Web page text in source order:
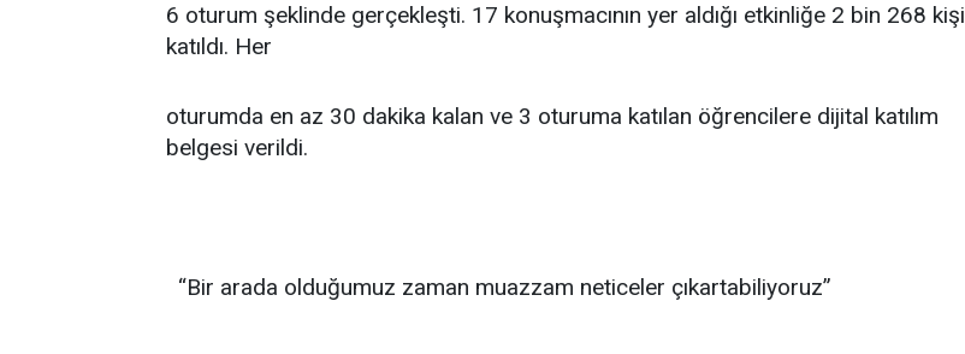
6 oturum şeklinde gerçekleşti. 17 konuşmacının yer aldığı etkinliğe 2 bin 268 kişi
katıldı. Her
oturumda en az 30 dakika kalan ve 3 oturuma katılan öğrencilere dijital katılım
belgesi verildi.
“Bir arada olduğumuz zaman muazzam neticeler çıkartabiliyoruz”